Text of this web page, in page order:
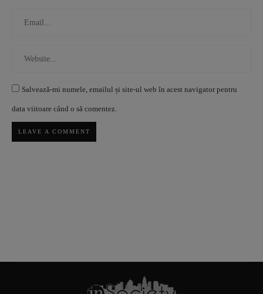
Salvează-mi numele, emailul și site-ul web în acest navigator pentru
data viitoare când o să comentez.